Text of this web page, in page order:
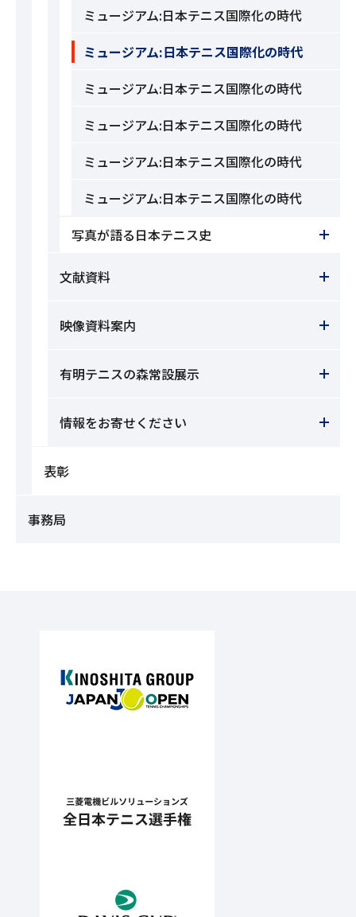
ミュージアム:日本テニス国際化の時代
ミュージアム:日本テニス国際化の時代
ミュージアム:日本テニス国際化の時代
ミュージアム:日本テニス国際化の時代
ミュージアム:日本テニス国際化の時代
ミュージアム:日本テニス国際化の時代
写真が語る日本テニス史
文献資料
映像資料案内
有明テニスの森常設展示
情報をお寄せください
表彰
事務局